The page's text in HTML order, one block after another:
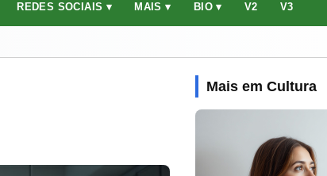
REDES SOCIAIS ▾ MAIS ▾ BIO ▾ V2 V3
Mais em Cultura